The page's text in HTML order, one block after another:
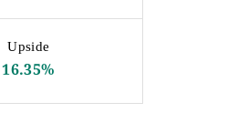
Upside
16.35%